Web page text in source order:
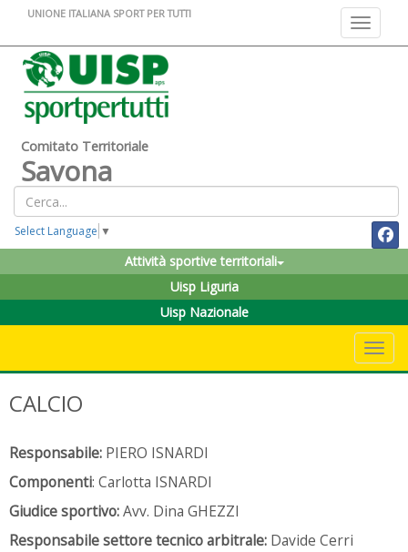
Toggle
UNIONE ITALIANA SPORT PER TUTTI
Comitato Territoriale
Savona
Select Language ▼
Attività sportive territoriali
Uisp Liguria
Uisp Nazionale
CALCIO
Responsabile: PIERO ISNARDI
Componenti: Carlotta ISNARDI
Giudice sportivo:Avv. Dina GHEZZI
Responsabile settore tecnico arbitrale: Davide Cerri